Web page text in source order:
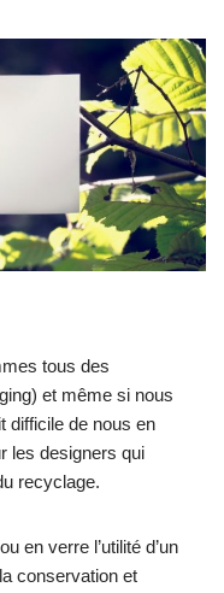
tous des
et même si nous
difficile de nous en
les designers qui
recyclage.
en verre l’utilité d’un
conservation et